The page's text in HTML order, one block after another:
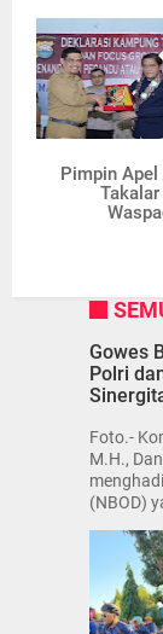
Pimpin Apel
Gowes
Polri
Foto.-
M.H.,
(NBOD)